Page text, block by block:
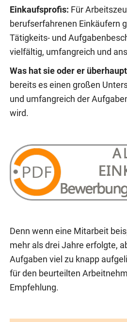
Einkaufsprofis: Für
berufserfahrenen Einkäufern
Tätigkeits- und
vielfältig, umfangreich und
Was hat sie oder er
bereits es einen großen
und umfangreich der
wird.
Denn wenn eine Mitarbeit
mehr als drei Jahre erfolgte,
Aufgaben viel zu knapp
für den beurteilten
Empfehlung.